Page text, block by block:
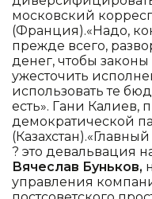
московский
(Франция).«Надо,
прежде всего,
денег, чтобы
ужесточить
использовать те
есть». Гани Калиев,
демократической
? это девальвация
Вячеслав Буньков,
управления